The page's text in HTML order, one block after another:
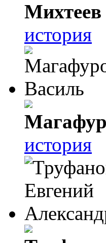
история
история